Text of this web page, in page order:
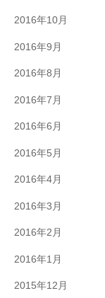
2016年10月
2016年9月
2016年8月
2016年7月
2016年6月
2016年5月
2016年4月
2016年3月
2016年2月
2016年1月
2015年12月